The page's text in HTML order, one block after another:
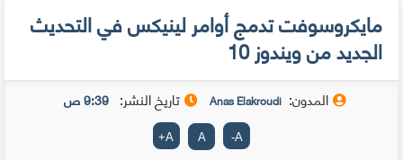
مايكروسوفت تدمج أوامر لينيكس في التحديث
الجديد من ويندوز 10
المدون: Anas Elakroudi تاريخ النشر: 9:39 ص
A
-
A
A
+